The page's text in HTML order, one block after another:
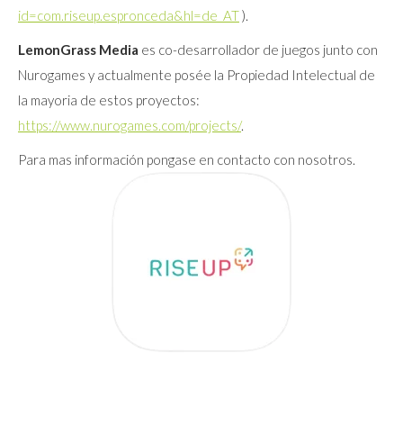
id=com.riseup.espronceda&hl=de_AT).
LemonGrass Media es co-desarrollador de juegos junto con
Nurogames y actualmente posée la Propiedad Intelectual de
la mayoria de estos proyectos:
https://www.nurogames.com/projects/.
Para mas información pongase en contacto con nosotros.